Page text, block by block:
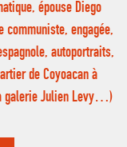
épouse Diego
communiste, engagée,
autoportraits,
de Coyoacan à
galerie Julien Levy…)